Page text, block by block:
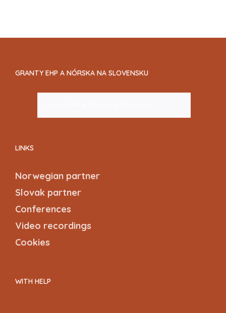
GRANTY EHP A NÓRSKA NA SLOVENSKU
LINKS
Norwegian partner
Slovak partner
Conferences
Video recordings
Cookies
WITH HELP